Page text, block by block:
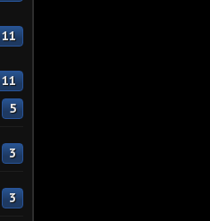
11
11
5
3
3